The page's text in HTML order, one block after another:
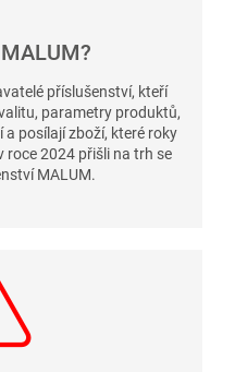
příslušenství, kteří
parametry produktů,
a posílají zboží, které roky
roce 2024 přišli na trh se
MALUM.